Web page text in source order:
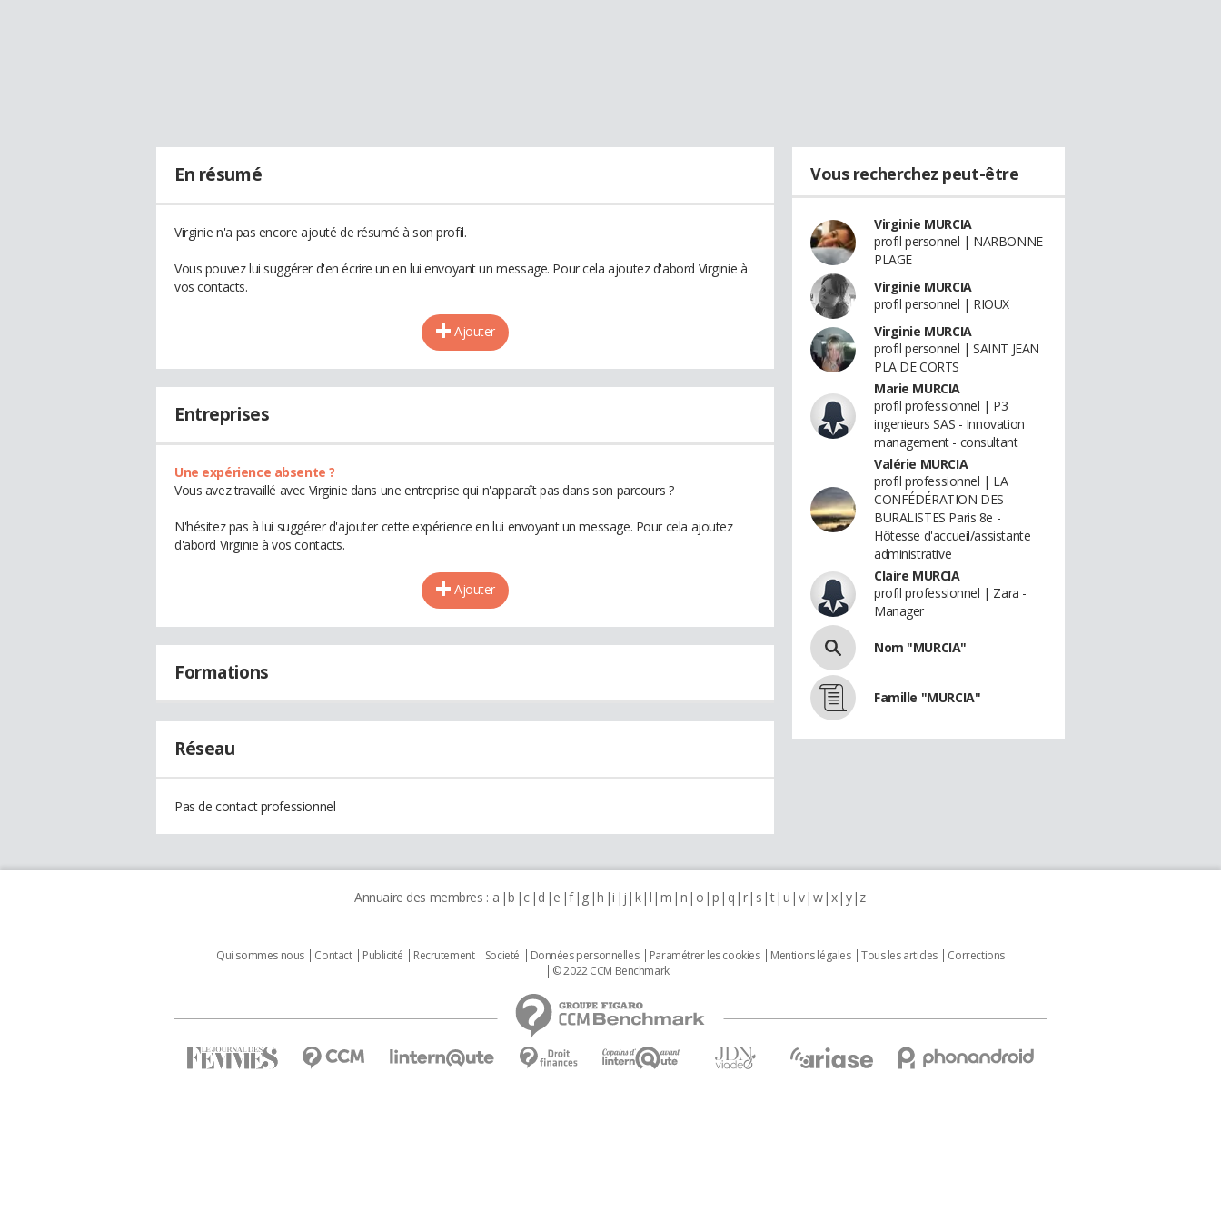
En résumé
Virginie n'a pas encore ajouté de résumé à son profil.
Vous pouvez lui suggérer d'en écrire un en lui envoyant un message. Pour cela ajoutez d'abord Virginie à
vos contacts.
Ajouter
Entreprises
Une expérience absente ?
Vous avez travaillé avec Virginie dans une entreprise qui n'apparaît pas dans son parcours ?
N'hésitez pas à lui suggérer d'ajouter cette expérience en lui envoyant un message. Pour cela ajoutez
d'abord Virginie à vos contacts.
Ajouter
Formations
Réseau
Pas de contact professionnel
Vous recherchez peut-être
Virginie MURCIA
profil personnel | NARBONNE
PLAGE
Virginie MURCIA
profil personnel | RIOUX
Virginie MURCIA
profil personnel | SAINT JEAN
PLA DE CORTS
Marie MURCIA
profil professionnel | P3
ingenieurs SAS - Innovation
management - consultant
Valérie MURCIA
profil professionnel | LA
CONFÉDÉRATION DES
BURALISTES Paris 8e -
Hôtesse d'accueil/assistante
administrative
Claire MURCIA
profil professionnel | Zara -
Manager
Nom "MURCIA"
Famille "MURCIA"
Annuaire des membres : a b c d e f g h i j k l m n o p q r s t u v w x y z
Qui sommes nous Contact Publicité Recrutement Societé Données personnelles Paramétrer les cookies Mentions légales Tous les articles
Corrections
© 2022 CCM Benchmark